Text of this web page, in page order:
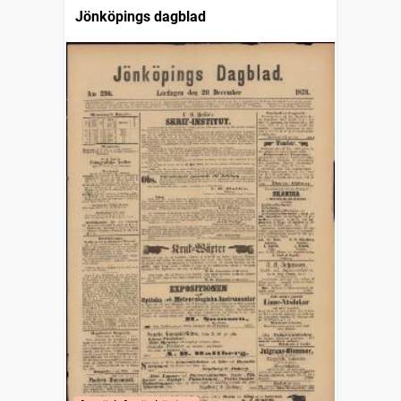
Jönköpings dagblad